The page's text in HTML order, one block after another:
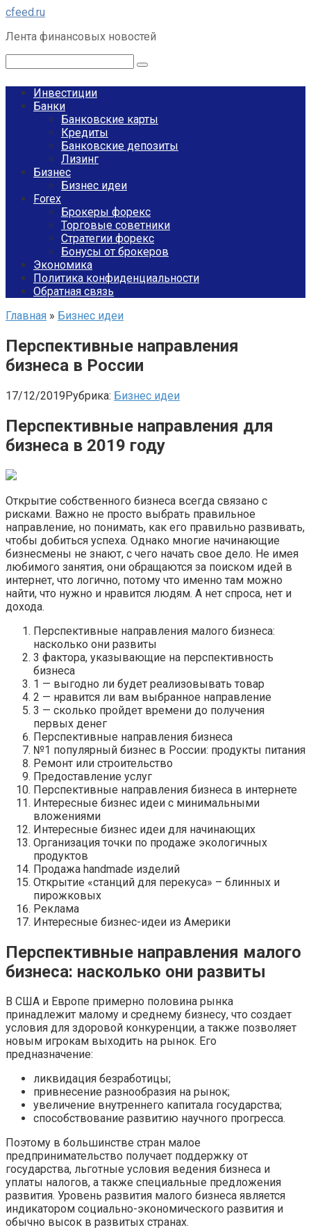
Перейти
контенту
cfeed.ru
Лента финансовых новостей
Инвестиции
Банки
Банковские карты
Кредиты
Банковские депозиты
Лизинг
Бизнес
Бизнес идеи
Forex
Брокеры форекс
Торговые советники
Стратегии форекс
Бонусы от брокеров
Экономика
Политика конфиденциальности
Обратная связь
Главная » Бизнес идеи
Перспективные направления
бизнеса в России
17/12/2019Рубрика: Бизнес идеи
Перспективные направления для
бизнеса в 2019 году
Открытие собственного бизнеса всегда связано с
рисками. Важно не просто выбрать правильное
направление, но понимать, как его правильно развивать,
чтобы добиться успеха. Однако многие начинающие
бизнесмены не знают, с чего начать свое дело. Не имея
любимого занятия, они обращаются за поиском идей в
интернет, что логично, потому что именно там можно
найти, что нужно и нравится людям. А нет спроса, нет и
дохода.
Перспективные направления малого бизнеса:
насколько они развиты
3 фактора, указывающие на перспективность
бизнеса
1 — выгодно ли будет реализовывать товар
2 — нравится ли вам выбранное направление
3 — сколько пройдет времени до получения
первых денег
Перспективные направления бизнеса
№1 популярный бизнес в России: продукты питания
Ремонт или строительство
Предоставление услуг
Перспективные направления бизнеса в интернете
Интересные бизнес идеи с минимальными
вложениями
Интересные бизнес идеи для начинающих
Организация точки по продаже экологичных
продуктов
Продажа handmade изделий
Открытие «станций для перекуса» – блинных и
пирожковых
Реклама
Интересные бизнес-идеи из Америки
Перспективные направления малого
бизнеса: насколько они развиты
В США и Европе примерно половина рынка
принадлежит малому и среднему бизнесу, что создает
условия для здоровой конкуренции, а также позволяет
новым игрокам выходить на рынок. Его
предназначение:
ликвидация безработицы;
привнесение разнообразия на рынок;
увеличение внутреннего капитала государства;
способствование развитию научного прогресса.
Поэтому в большинстве стран малое
предпринимательство получает поддержку от
государства, льготные условия ведения бизнеса и
уплаты налогов, а также специальные предложения
развития. Уровень развития малого бизнеса является
индикатором социально-экономического развития и
обычно высок в развитых странах.